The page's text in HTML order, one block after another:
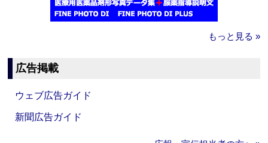
もっと見る »
広告掲載
ウェブ広告ガイド
新聞広告ガイド